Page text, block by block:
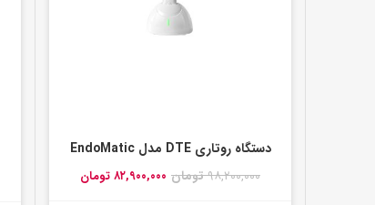
دستگاه روتاری DTE مدل EndoMatic
۹۸,۲۰۰,۰۰۰تومان قیمت
۸۲,۹۰۰,۰۰۰تومان